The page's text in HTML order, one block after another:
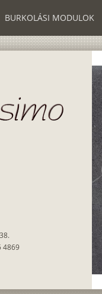
BURKOLÁSI MODULOK
4869